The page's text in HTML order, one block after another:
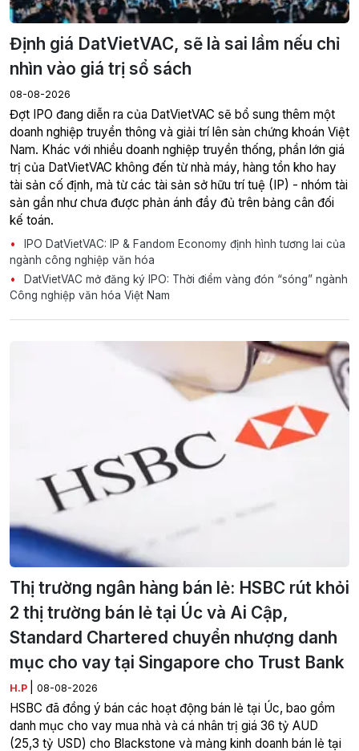
Định giá DatVietVAC, sẽ là sai lầm nếu chỉ
nhìn vào giá trị sổ sách
08-08-2026
Đợt IPO đang diễn ra của DatVietVAC sẽ bổ sung thêm một
doanh nghiệp truyền thông và giải trí lên sàn chứng khoán Việt
Nam. Khác với nhiều doanh nghiệp truyền thống, phần lớn giá
trị của DatVietVAC không đến từ nhà máy, hàng tồn kho hay
tài sản cố định, mà từ các tài sản sở hữu trí tuệ (IP) - nhóm tài
sản gần như chưa được phản ánh đầy đủ trên bảng cân đối
kế toán.
IPO DatVietVAC: IP & Fandom Economy định hình tương lai của
ngành công nghiệp văn hóa
DatVietVAC mở đăng ký IPO: Thời điểm vàng đón “sóng” ngành
Công nghiệp văn hóa Việt Nam
Thị trường ngân hàng bán lẻ: HSBC rút khỏi
2 thị trường bán lẻ tại Úc và Ai Cập,
Standard Chartered chuyển nhượng danh
mục cho vay tại Singapore cho Trust Bank
H.P 08-08-2026
HSBC đã đồng ý bán các hoạt động bán lẻ tại Úc, bao gồm
danh mục cho vay mua nhà và cá nhân trị giá 36 tỷ AUD
(25,3 tỷ USD) cho Blackstone và mảng kinh doanh bán lẻ tại